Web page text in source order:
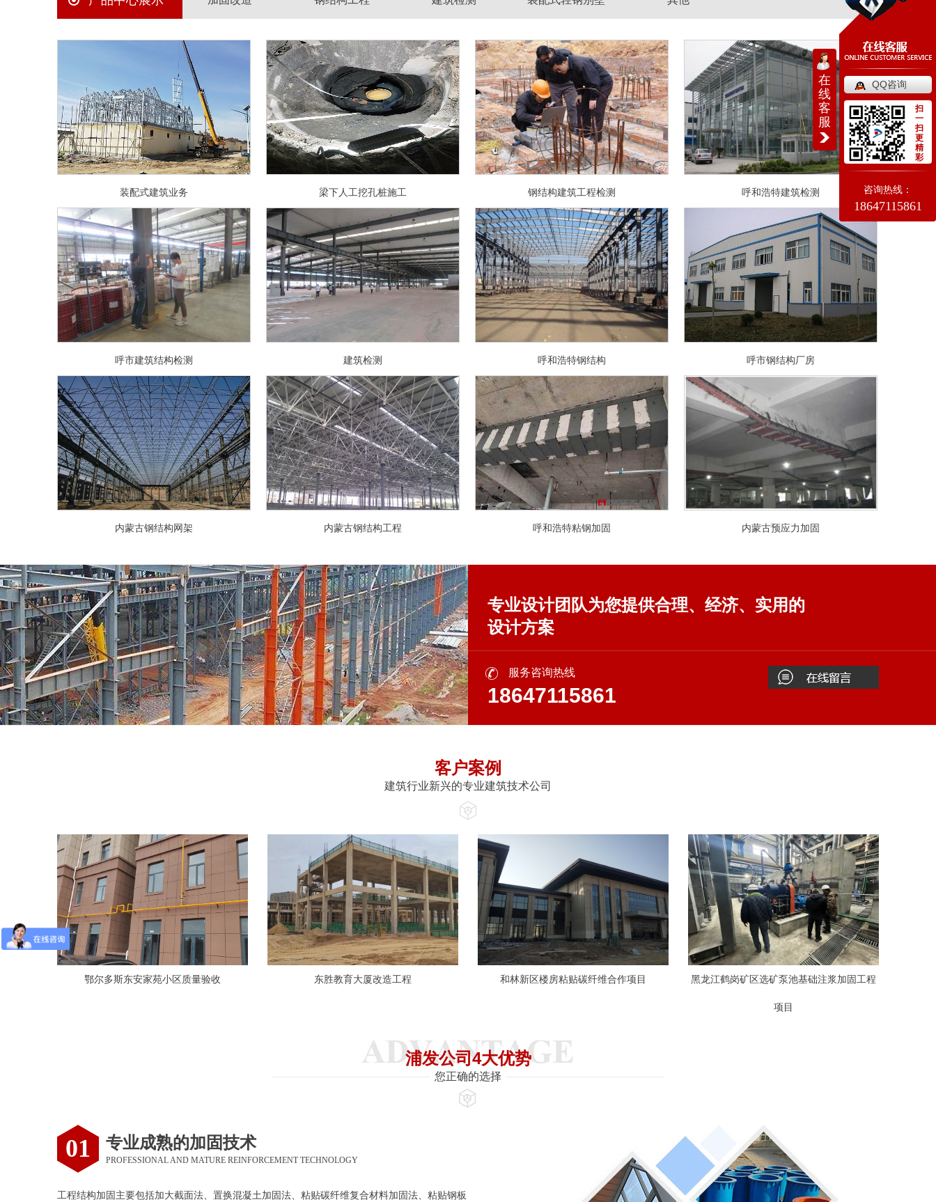
装配式建筑业务 梁下人工挖孔桩施工 钢结构建筑工程检测 呼和浩特建筑检测
呼市建筑结构检测 建筑检测 呼和浩特钢结构 呼市钢结构厂房
内蒙古钢结构网架 内蒙古钢结构工程 呼和浩特粘钢加固 内蒙古预应力加固
专业设计团队为您提供合理、经济、实用的
设计方案
服务咨询热线
18647115861
客户案例
建筑行业新兴的专业建筑技术公司
鄂尔多斯东安家苑小区质量验收 东胜教育大厦改造工程 和林新区楼房粘贴碳纤维合作项目 黑龙江鹤岗矿区选矿泵池基础注浆加固工程
项目
浦发公司4大优势
您正确的选择
01 专业成熟的加固技术
PROFESSIONAL AND MATURE REINFORCEMENT TECHNOLOGY
工程结构加固主要包括加大截面法、置换混凝土加固法、粘贴碳纤维复合材料加固法、粘贴钢板
在
线
客
服
QQ咨询
扫
一
扫
更
精
彩
咨询热线：
18647115861